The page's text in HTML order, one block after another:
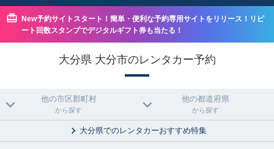
New予約サイトスタート！簡単・便利な予約専用サイトをリリース！リピ
ート回数スタンプでデジタルギフト券も当たる！
大分県 大分市のレンタカー予約
他の市区郡町村
から探す
他の都道府県
から探す
大分県でのレンタカーおすすめ特集